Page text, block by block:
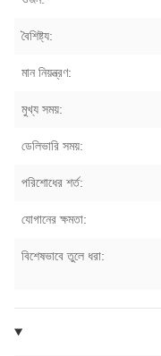
বৈশিষ্ট্য:
মান নিয়ন্ত্রণ:
মুখ্য সময়:
ডেলিভারি সময়:
পরিশোধের শর্ত:
যোগানের ক্ষমতা:
বিশেষভাবে তুলে ধরা: